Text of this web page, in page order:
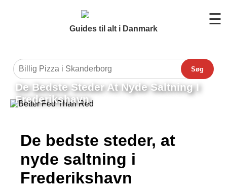
Guides til alt i Danmark
☰
Søg
De Bedste Steder At Nyde Saltning I
Frederikshavn
De bedste steder, at
nyde saltning i
Frederikshavn